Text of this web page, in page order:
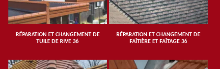
RÉPARATION ET CHANGEMENT DE
TUILE DE RIVE 36
RÉPARATION ET CHANGEMENT DE
FAÎTIÈRE ET FAÎTAGE 36